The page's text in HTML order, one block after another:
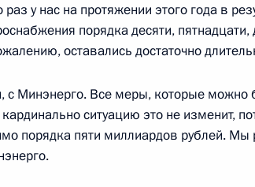
Мордовия Артёмом
область, Ново-Огарёво
у нас на протяжении этого года в
порядка десяти, пятнадцати,
оставались достаточно
с Минэнерго. Все меры, которые можно
ситуацию это не изменит,
порядка пяти миллиардов рублей. Мы